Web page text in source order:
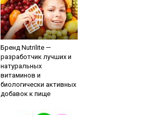
Бренд Nutrilite —
разработчик лучших и
натуральных
витаминов и
биологически активных
добавок к пище